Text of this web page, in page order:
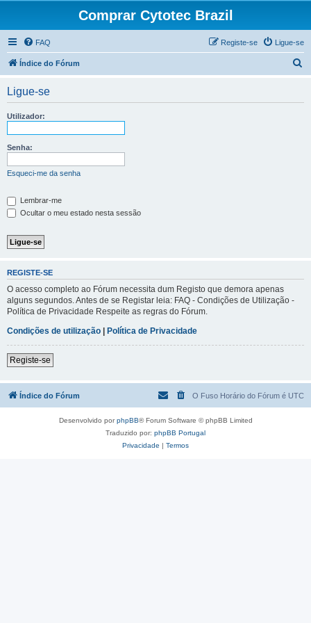
Comprar Cytotec Brazil
FAQ Ligue-se
Registe-se
Índice do Fórum
Ligue-se
Utilizador:
Senha:
Esqueci-me da senha
Lembrar-me
Ocultar o meu estado nesta sessão
REGISTE-SE
O acesso completo ao Fórum necessita dum Registo que demora apenas
alguns segundos. Antes de se Registar leia: FAQ - Condições de Utilização -
Política de Privacidade Respeite as regras do Fórum.
Condições de utilização | Política de Privacidade
Registe-se
Índice do Fórum O Fuso Horário do Fórum é UTC
Desenvolvido porphpBB® Forum Software © phpBB Limited
Traduzido por: phpBB Portugal
Privacidade | Termos